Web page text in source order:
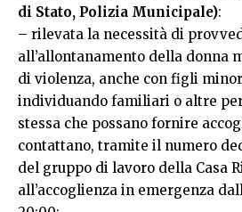
di Stato, Polizia Municipale):
– rilevata la necessità di
all’allontanamento della donna
di violenza, anche con figli
individuando familiari o altre
stessa che possano fornire
contattano, tramite il numero
del gruppo di lavoro della Casa
all’accoglienza in emergenza